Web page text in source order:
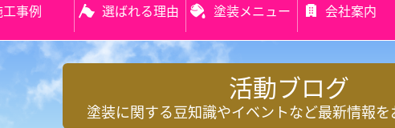
事例 選ばれる理由 塗装メニュー 会社案内
活動ブログ
塗装に関する豆知識やイベントなど最新情報を